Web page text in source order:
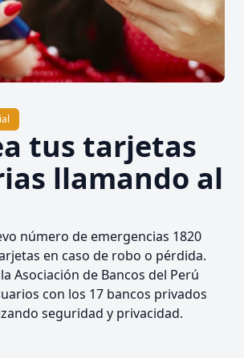
tus tarjetas
llamando al
número de emergencias 1820
en caso de robo o pérdida.
Asociación de Bancos del Perú
con los 17 bancos privados
seguridad y privacidad.